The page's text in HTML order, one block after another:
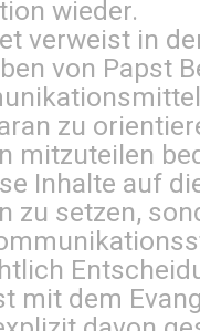
wieder.
verweist in
von Papst
zu
mitzuteilen
Inhalte auf
zu setzen,
mit dem